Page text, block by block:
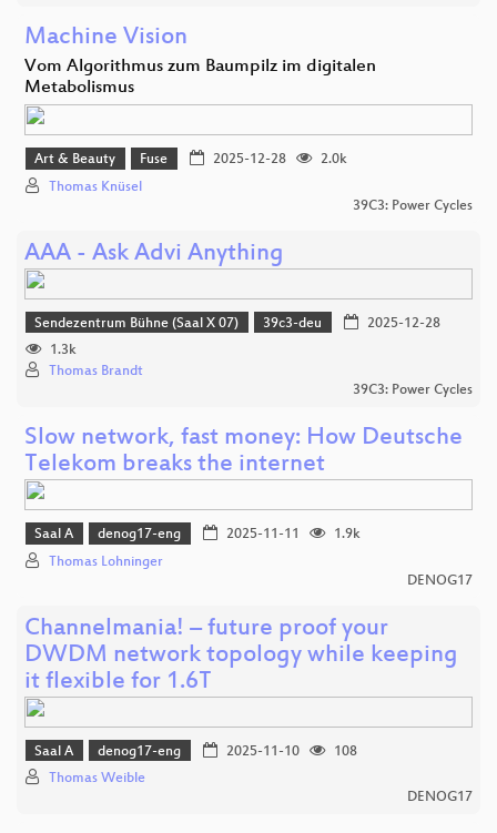
Machine Vision
Vom Algorithmus zum Baumpilz im digitalen
Metabolismus
Art & Beauty Fuse 2025-12-28
2.0k
Thomas Knüsel
39C3: Power Cycles
AAA - Ask Advi Anything
Sendezentrum Bühne (Saal X 07) 39c3-deu
2025-12-28
1.3k
Thomas Brandt
39C3: Power Cycles
Slow network, fast money: How Deutsche
Telekom breaks the internet
Saal A denog17-eng 2025-11-11
1.9k
Thomas Lohninger
DENOG17
Channelmania! – future proof your
DWDM network topology while keeping
it flexible for 1.6T
Saal A denog17-eng 2025-11-10
108
Thomas Weible
DENOG17